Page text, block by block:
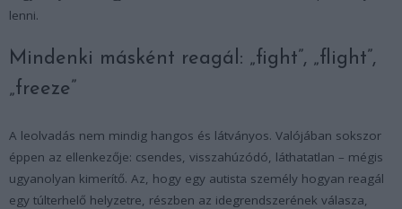
lenni.
Mindenki másként reagál: „fight”, „flight”,
„freeze”
A leolvadás nem mindig hangos és látványos. Valójában sokszor
éppen az ellenkezője: csendes, visszahúzódó, láthatatlan – mégis
ugyanolyan kimerítő. Az, hogy egy autista személy hogyan reagál
egy túlterhelő helyzetre, részben az idegrendszerének válasza,